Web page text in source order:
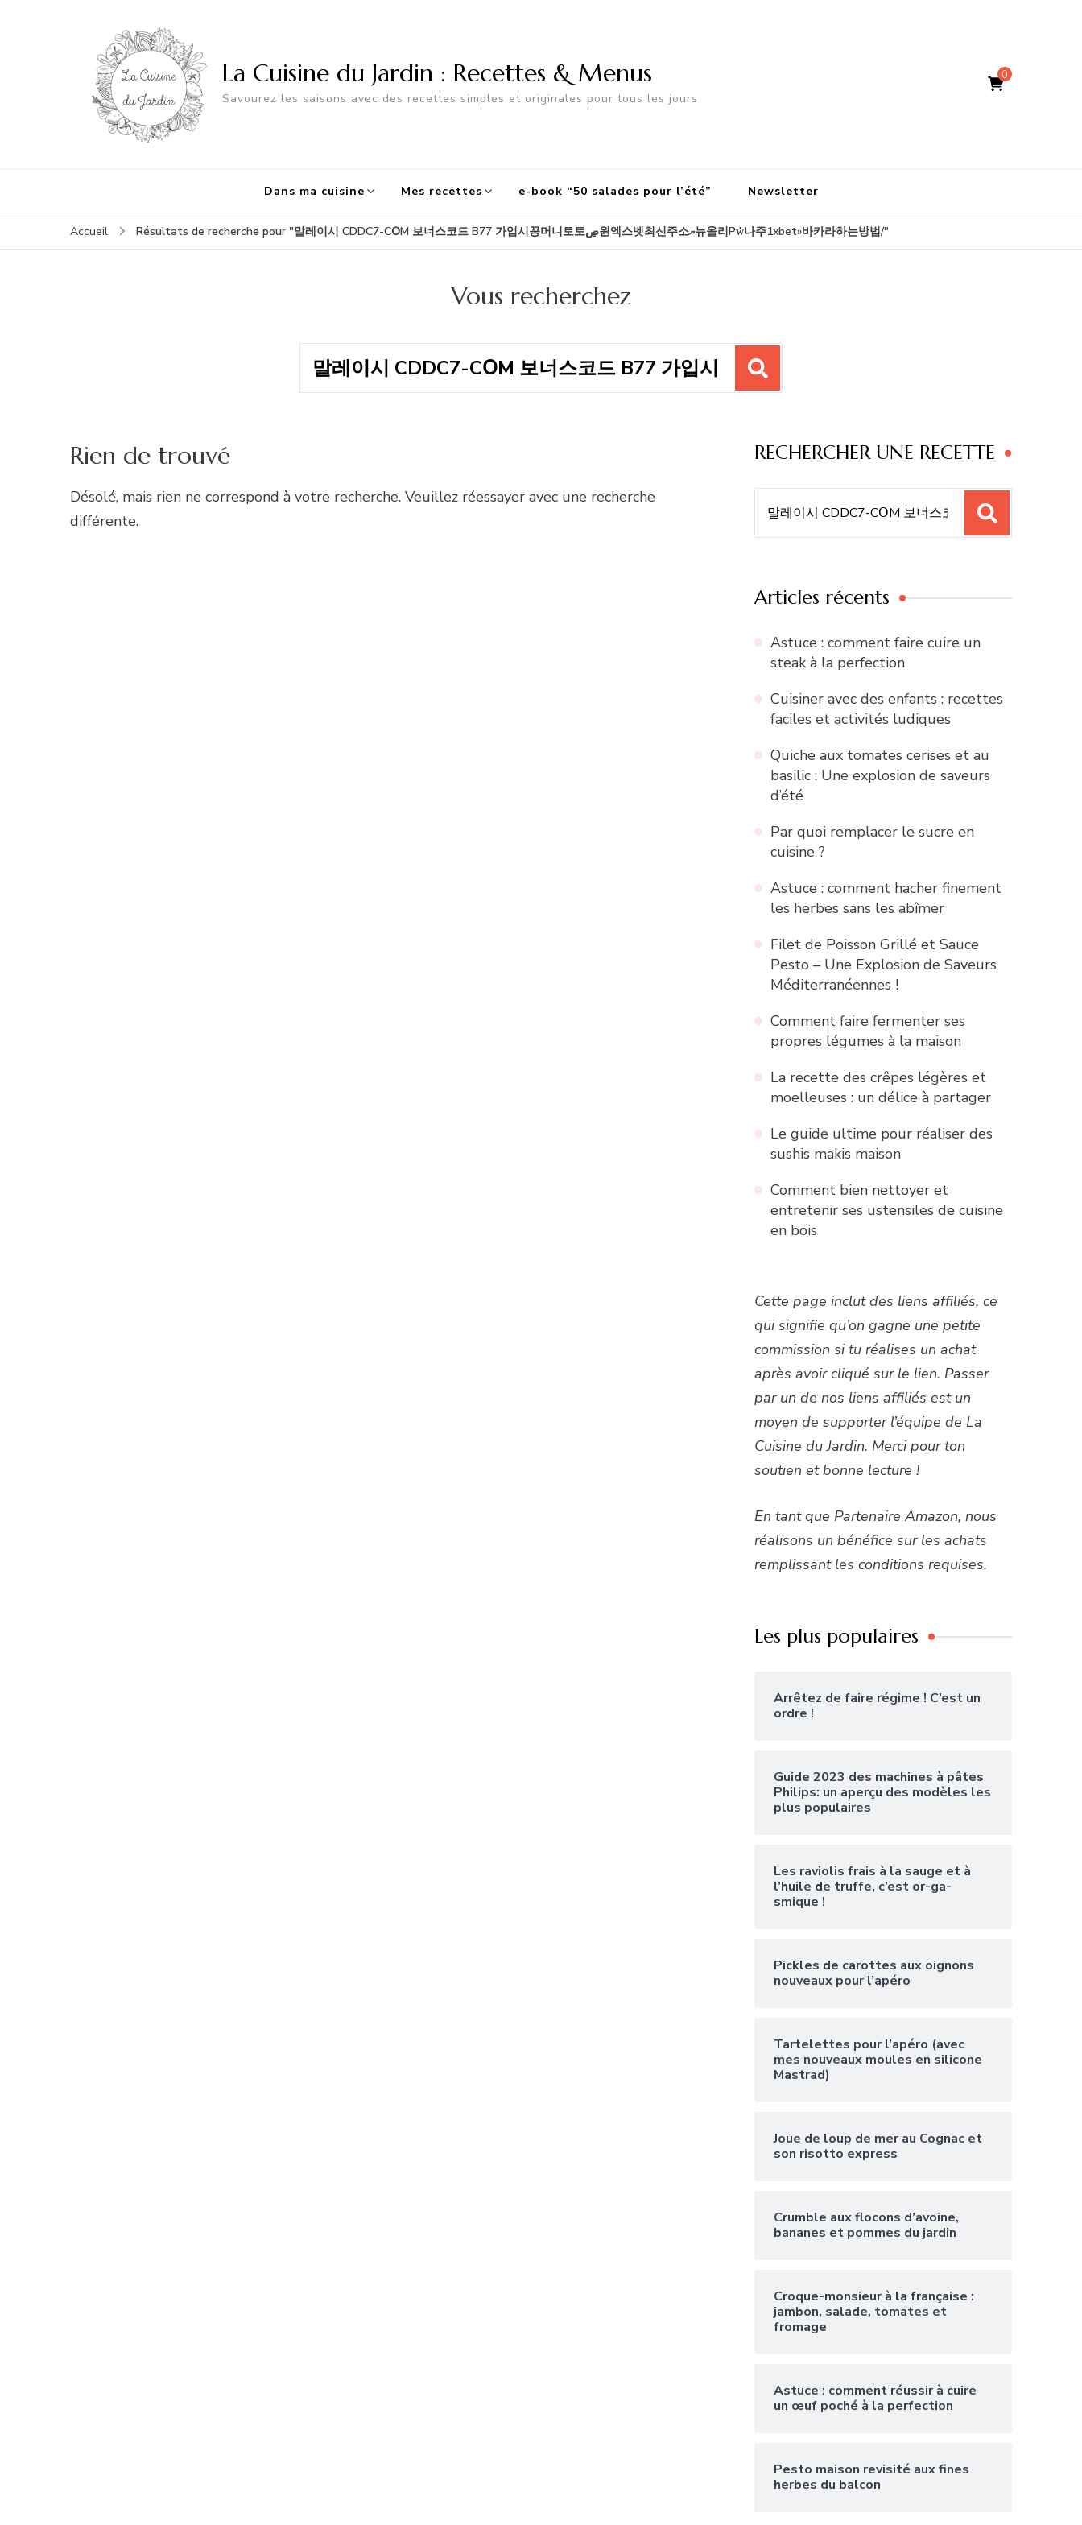
0
La Cuisine du Jardin : Recettes & Menus
Savourez les saisons avec des recettes simples et originales pour tous les jours
Dans ma cuisine Mes recettes e-book “50 salades pour l’été” Newsletter
Accueil Résultats de recherche pour "말레이시 CDDC7-CՕM 보너스코드 B77 가입시꽁머니토토ڝ원엑스벳최신주소ޔ뉴올리Pẇ나주1xbet»바카라하는방법/"
Vous recherchez
Recherche
pour
Rien de trouvé
Désolé, mais rien ne correspond à votre recherche. Veuillez réessayer avec une recherche
différente.
RECHERCHER UNE RECETTE
pour
Articles récents
Astuce : comment faire cuire un
steak à la perfection
Cuisiner avec des enfants : recettes
faciles et activités ludiques
Quiche aux tomates cerises et au
basilic : Une explosion de saveurs
d’été
Par quoi remplacer le sucre en
cuisine ?
Astuce : comment hacher finement
les herbes sans les abîmer
Filet de Poisson Grillé et Sauce
Pesto – Une Explosion de Saveurs
Méditerranéennes !
Comment faire fermenter ses
propres légumes à la maison
La recette des crêpes légères et
moelleuses : un délice à partager
Le guide ultime pour réaliser des
sushis makis maison
Comment bien nettoyer et
entretenir ses ustensiles de cuisine
en bois
Cette page inclut des liens affiliés, ce
qui signifie qu’on gagne une petite
commission si tu réalises un achat
après avoir cliqué sur le lien. Passer
par un de nos liens affiliés est un
moyen de supporter l’équipe de La
Cuisine du Jardin. Merci pour ton
soutien et bonne lecture !
En tant que Partenaire Amazon, nous
réalisons un bénéfice sur les achats
remplissant les conditions requises.
Les plus populaires
Arrêtez de faire régime ! C’est un
ordre !
Guide 2023 des machines à pâtes
Philips: un aperçu des modèles les
plus populaires
Les raviolis frais à la sauge et à
l’huile de truffe, c’est or-ga-
smique !
Pickles de carottes aux oignons
nouveaux pour l’apéro
Tartelettes pour l’apéro (avec
mes nouveaux moules en silicone
Mastrad)
Joue de loup de mer au Cognac et
son risotto express
Crumble aux flocons d’avoine,
bananes et pommes du jardin
Croque-monsieur à la française :
jambon, salade, tomates et
fromage
Astuce : comment réussir à cuire
un œuf poché à la perfection
Pesto maison revisité aux fines
herbes du balcon